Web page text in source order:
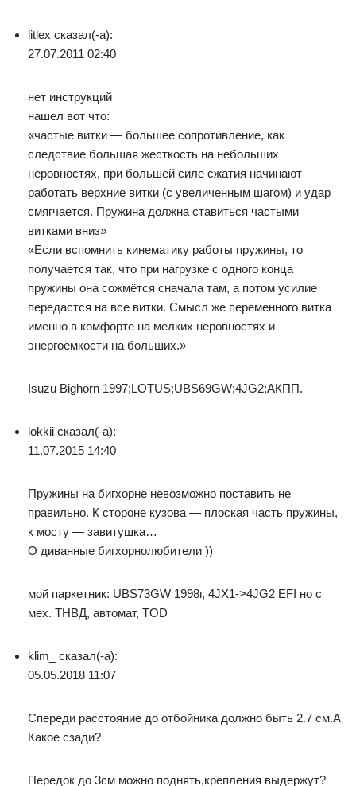
litlex сказал(-а):
27.07.2011 02:40
нет инструкций
нашел вот что:
«частые витки — большее сопротивление, как
следствие большая жесткость на небольших
неровностях, при большей силе сжатия начинают
работать верхние витки (с увеличенным шагом) и удар
смягчается. Пружина должна ставиться частыми
витками вниз»
«Если вспомнить кинематику работы пружины, то
получается так, что при нагрузке с одного конца
пружины она сожмётся сначала там, а потом усилие
передастся на все витки. Смысл же переменного витка
именно в комфорте на мелких неровностях и
энергоёмкости на больших.»
Isuzu Bighorn 1997;LOTUS;UBS69GW;4JG2;АКПП.
lokkii сказал(-а):
11.07.2015 14:40
Пружины на бигхорне невозможно поставить не
правильно. К стороне кузова — плоская часть пружины,
к мосту — завитушка…
О диванные бигхорнолюбители ))
мой паркетник: UBS73GW 1998г, 4JX1->4JG2 EFI но с
мех. ТНВД, автомат, TOD
klim_ сказал(-а):
05.05.2018 11:07
Спереди расстояние до отбойника должно быть 2.7 см.А
Какое сзади?
Передок до 3см можно поднять,крепления выдержут?